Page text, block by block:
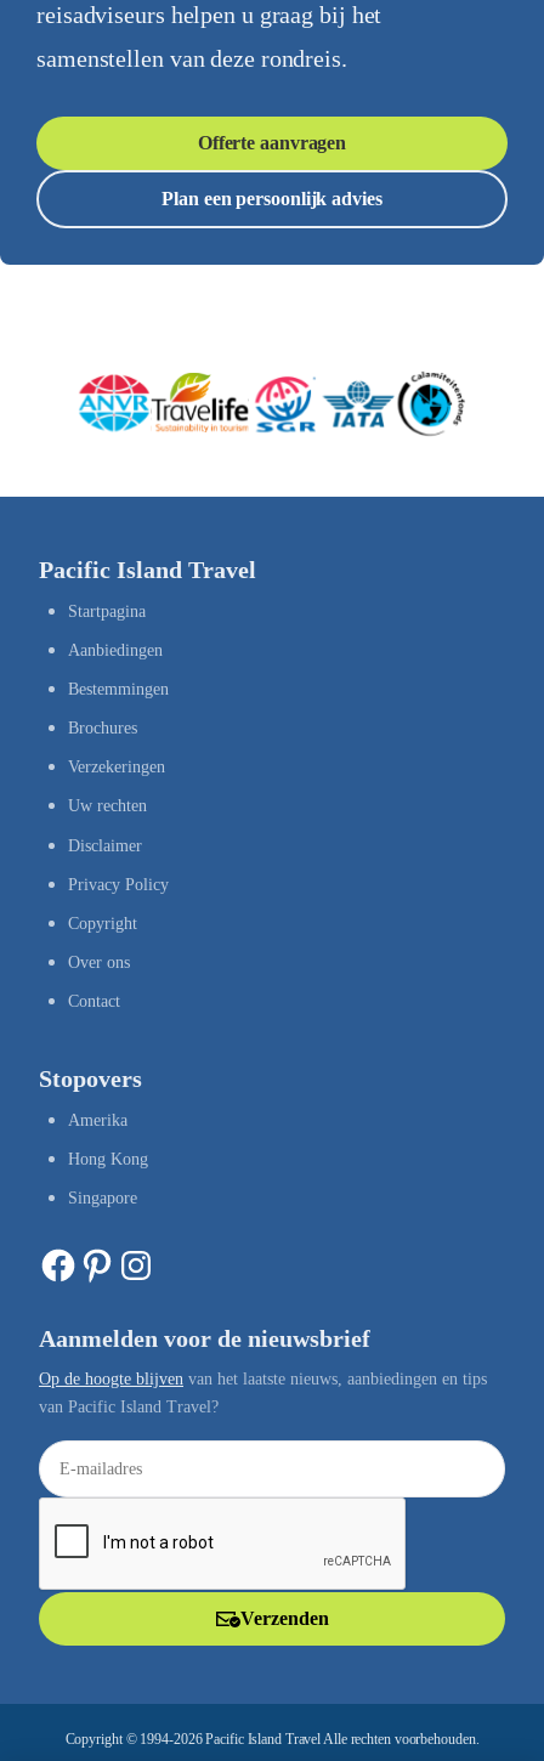
reisadviseurs helpen u graag bij het
samenstellen van deze rondreis.
Offerte aanvragen
Plan een persoonlijk advies
Pacific Island Travel
Startpagina
Aanbiedingen
Bestemmingen
Brochures
Verzekeringen
Uw rechten
Disclaimer
Privacy Policy
Copyright
Over ons
Contact
Stopovers
Amerika
Hong Kong
Singapore
Facebook Pinterest Instagram
Aanmelden voor de nieuwsbrief
Op de hoogte blijven van het laatste nieuws, aanbiedingen en tips
van Pacific Island Travel?
E
-
a
Verzenden
Copyright © 1994-2026 Pacific Island Travel Alle rechten voorbehouden.